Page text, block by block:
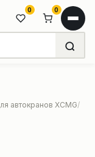
0 0
автокранов XCMG